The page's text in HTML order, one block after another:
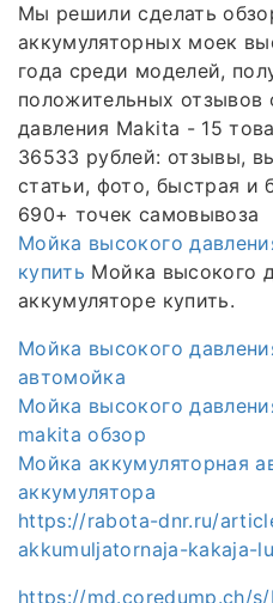
Мы решили сделать
аккумуляторных моек
года среди моделей,
положительных
давления Makita - 15
36533 рублей: отзывы,
статьи, фото, быстрая и
690+ точек самовывоза
Мойка высокого
купить Мойка высокого
аккумуляторе купить.
Мойка высокого
автомойка
Мойка высокого
makita обзор
Мойка аккумуляторная
аккумулятора
https://rabota-dnr.ru/
akkumuljatornaja-kakaja-
https://md.coredump.ch/